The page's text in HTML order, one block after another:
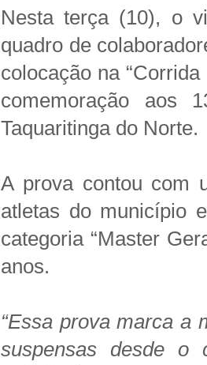
Nesta terça (10), o
quadro de
colocação na
comemoração aos
Taquaritinga do Norte.
A prova contou com
atletas do município
categoria “Master
anos.
“Essa prova marca a
suspensas desde o